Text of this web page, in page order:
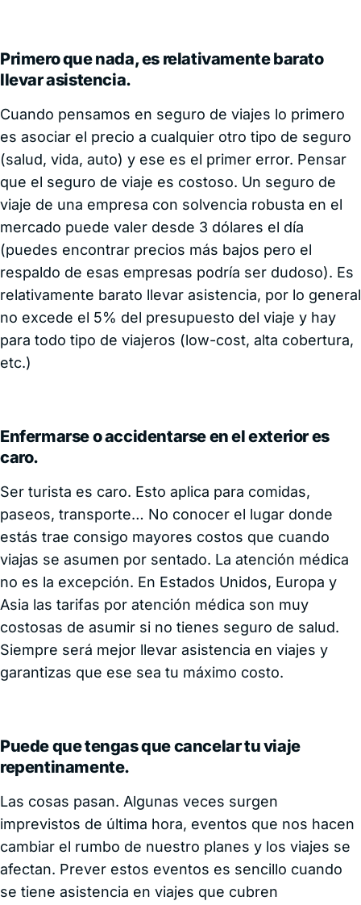
Primero que nada, es relativamente barato
llevar asistencia.
Cuando pensamos en seguro de viajes lo primero
es asociar el precio a cualquier otro tipo de seguro
(salud, vida, auto) y ese es el primer error. Pensar
que el seguro de viaje es costoso. Un seguro de
viaje de una empresa con solvencia robusta en el
mercado puede valer desde 3 dólares el día
(puedes encontrar precios más bajos pero el
respaldo de esas empresas podría ser dudoso). Es
relativamente barato llevar asistencia, por lo general
no excede el 5% del presupuesto del viaje y hay
para todo tipo de viajeros (low-cost, alta cobertura,
etc.)
Enfermarse o accidentarse en el exterior es
caro.
Ser turista es caro. Esto aplica para comidas,
paseos, transporte… No conocer el lugar donde
estás trae consigo mayores costos que cuando
viajas se asumen por sentado. La atención médica
no es la excepción. En Estados Unidos, Europa y
Asia las tarifas por atención médica son muy
costosas de asumir si no tienes seguro de salud.
Siempre será mejor llevar asistencia en viajes y
garantizas que ese sea tu máximo costo.
Puede que tengas que cancelar tu viaje
repentinamente.
Las cosas pasan. Algunas veces surgen
imprevistos de última hora, eventos que nos hacen
cambiar el rumbo de nuestro planes y los viajes se
afectan. Prever estos eventos es sencillo cuando
se tiene asistencia en viajes que cubren